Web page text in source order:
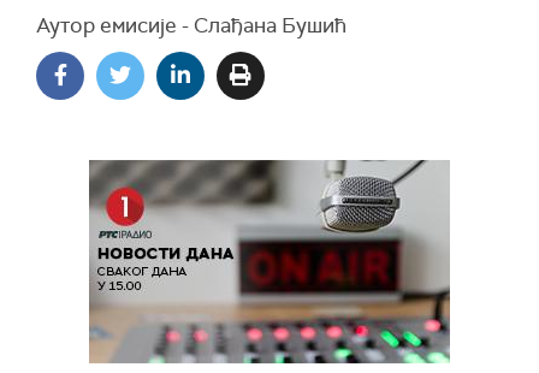
Аутор емисије - Слађана Бушић